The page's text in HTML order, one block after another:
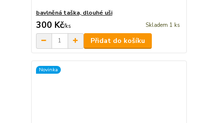
bavlněná taška, dlouhé uši
300 Kč/ks Skladem 1 ks
Přidat do košíku
Novinka